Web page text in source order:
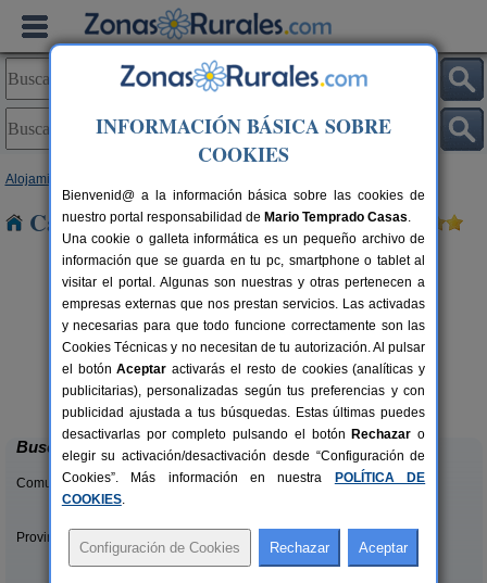
Alojamientos
Casas Rurales cerca de Acebeiro
2-8+2 pers.
desde35 €
O Lar de Sara
Ponte Caldelas (Pontevedra)
Buscar
Comunidades:
Provincias/Islas:
INFORMACIÓN BÁSICA SOBRE
COOKIES
Bienvenid@ a la información básica sobre las cookies de
nuestro portal responsabilidad de Mario Temprado Casas.
Una cookie o galleta informática es un pequeño archivo de
información que se guarda en tu pc, smartphone o tablet al
visitar el portal. Algunas son nuestras y otras pertenecen a
empresas externas que nos prestan servicios. Las activadas
y necesarias para que todo funcione correctamente son las
Cookies Técnicas y no necesitan de tu autorización. Al pulsar
el botónAceptar activarás el resto de cookies (analíticas y
publicitarias), personalizadas según tus preferencias y con
publicidad ajustada a tus búsquedas. Estas últimas puedes
desactivarlas por completo pulsando el botón Rechazar o
elegir su activación/desactivación desde “Configuración de
Cookies”. Más información en nuestra
POLÍTICA DE
COOKIES.